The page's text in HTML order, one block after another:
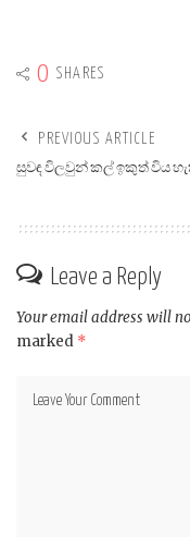
0 SHARES
PREVIOUS ARTICLE
සුවඳ විලවුන් කල් ඉකුත් විය
Leave a Reply
Your email address will
marked *